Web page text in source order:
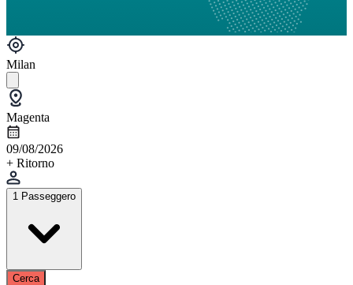
Milan
Magenta
09/08/2026
+ Ritorno
1 Passeggero
Cerca